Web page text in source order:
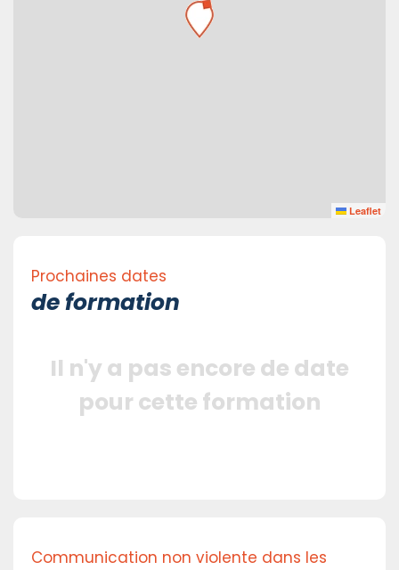
Leaflet
Prochaines dates
de formation
Il n'y a pas encore de date
pour cette formation
Communication non violente dans les